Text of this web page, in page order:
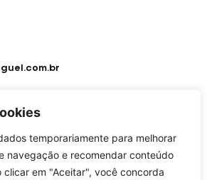
temporariamente para melhorar
navegação e recomendar conteúdo
clicar em "Aceitar", você concorda